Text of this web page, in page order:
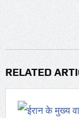
RELATED